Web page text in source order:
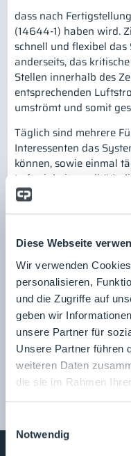
Diese Webseite
Wir verwenden
personalisieren,
und die Zugriffe auf
geben wir
unsere Partner für
Unsere Partner führen
weiteren Daten
die sie im Rahmen
Notwendig
dass nach
(14644-1) haben wird.
schnell und flexibel
anderseits, das kritische
Stellen innerhalb des
entsprechenden
umströmt und somit
Täglich sind mehrere
Interessenten das
können, sowie einmal
Luftreinheitsqualität),
Besucher*in begleitet
Merkle CAE
GmbH
Zum